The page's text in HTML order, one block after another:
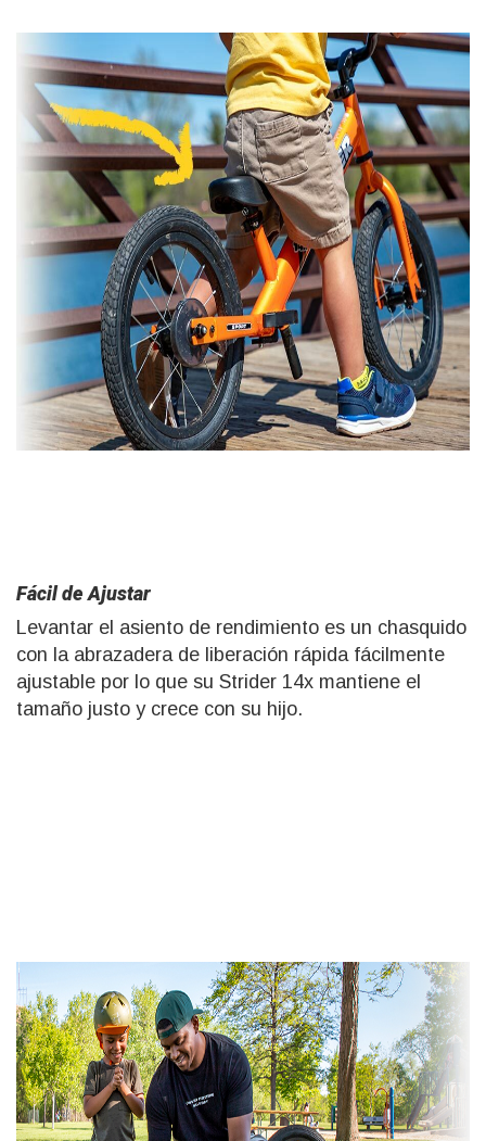
Fácil de Ajustar
Levantar el asiento de rendimiento es un chasquido
con la abrazadera de liberación rápida fácilmente
ajustable por lo que su Strider 14x mantiene el
tamaño justo y crece con su hijo.